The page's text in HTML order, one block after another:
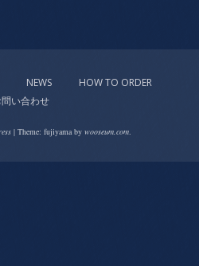
NEWS
HOW TO ORDER
問い合わせ
| Theme: fujiyama by wooseum.com.